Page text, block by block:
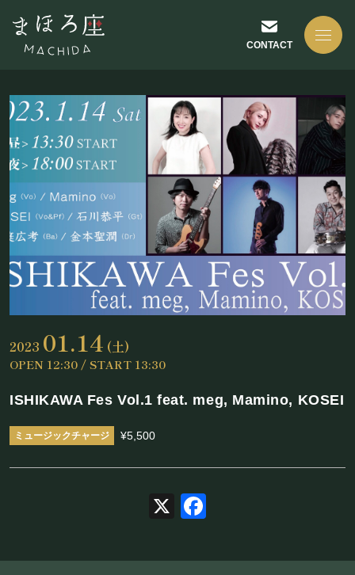
CONTACT
NEWS
お知らせ
ABOUT US
座長挨拶
アクセス
2023 01.14 (土)
OPEN 12:30 / START 13:30
ISHIKAWA Fes Vol.1 feat. meg, Mamino, KOSEI
¥5,500
X